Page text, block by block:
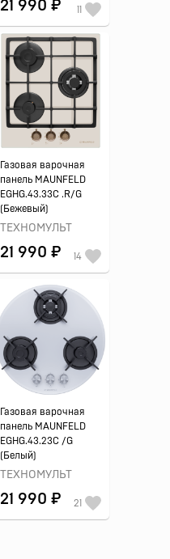
21 990 ₽ 11
Газовая варочная
панель MAUNFELD
EGHG.43.33C .R/G
(Бежевый)
ТЕХНОМУЛЬТ
21 990 ₽ 14
Газовая варочная
панель MAUNFELD
EGHG.43.23C /G
(Белый)
ТЕХНОМУЛЬТ
21 990 ₽ 21